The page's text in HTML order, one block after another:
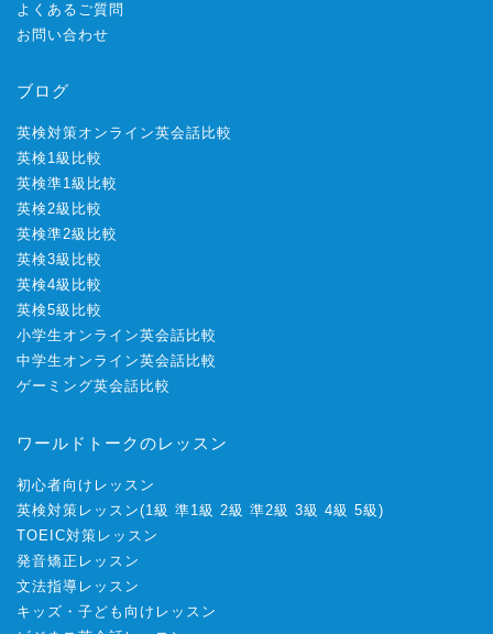
よくあるご質問
お問い合わせ
ブログ
英検対策オンライン英会話比較
英検1級比較
英検準1級比較
英検2級比較
英検準2級比較
英検3級比較
英検4級比較
英検5級比較
小学生オンライン英会話比較
中学生オンライン英会話比較
ゲーミング英会話比較
ワールドトークのレッスン
初心者向けレッスン
英検対策レッスン(1級 準1級 2級 準2級 3級 4級 5級 )
TOEIC対策レッスン
発音矯正レッスン
文法指導レッスン
キッズ・子ども向けレッスン